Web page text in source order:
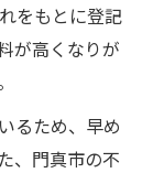
をもとに登記
が高くなりが
るため、早め
、門真市の不